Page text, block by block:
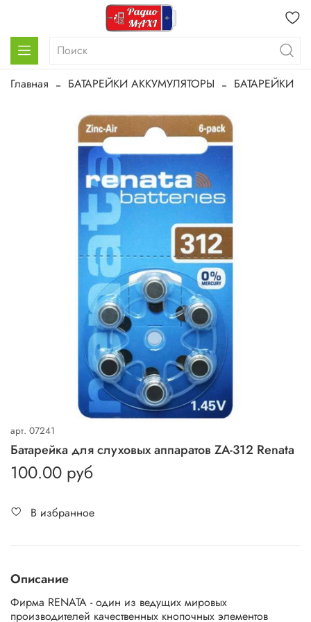
Главная БАТАРЕЙКИ АККУМУЛЯТОРЫ БАТАРЕЙКИ
арт. 07241
Батарейка для слуховых аппаратов ZA-312 Renata
100.00 руб
В избранное
Описание
Фирма RENATA - один из ведущих мировых
производителей качественных кнопочных элементов